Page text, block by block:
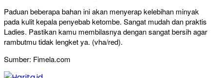
Paduan beberapa bahan ini akan menyerap kelebihan minyak
pada kulit kepala penyebab ketombe. Sangat mudah dan praktis
Ladies. Pastikan kamu membilasnya dengan sangat bersih agar
rambutmu tidak lengket ya. (vha/red).
Sumber: Fimela.com